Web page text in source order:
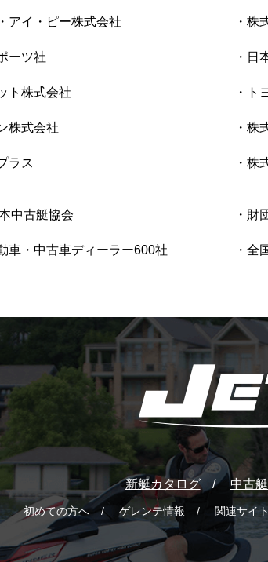
アイ・ピー株式会社 株
ーツ社 日
ト株式会社 ト
株式会社 株
ラス 株
中古艇協会 財
車・中古車ディーラー600社 全
新艇カタログ 中古
初めての方へ ゲレンテ情報 関連サイト